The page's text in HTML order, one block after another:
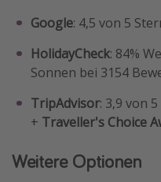
Google: 4,5 von 5
HolidayCheck: 84%
Sonnen bei 3154
TripAdvisor: 3,9 von
+ Traveller's Choice
Weitere Optionen